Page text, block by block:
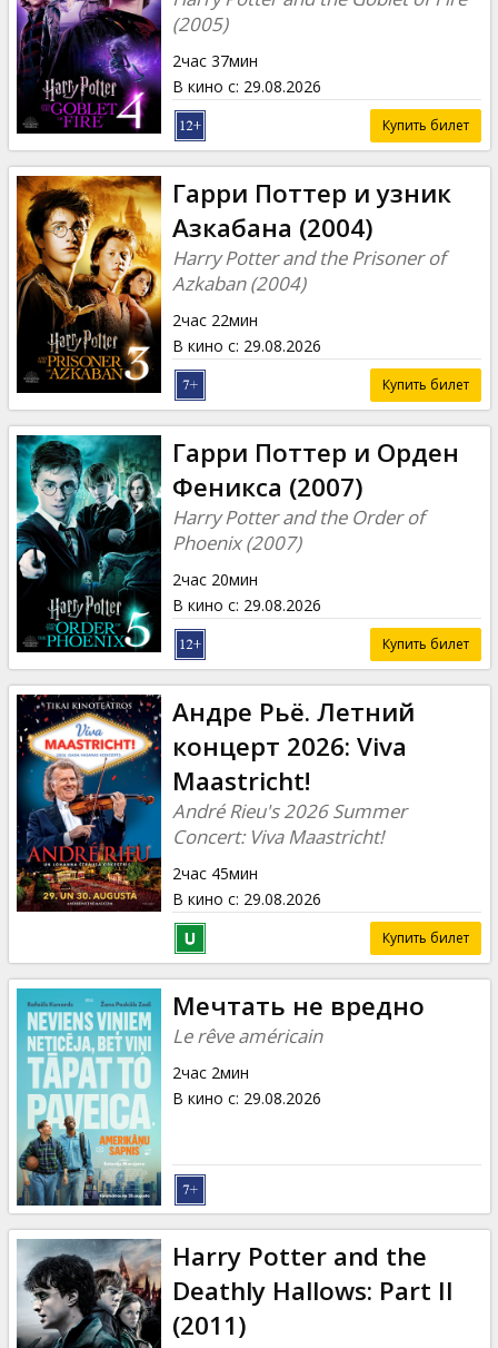
(2005)
2час 37мин
В кино с: 29.08.2026
Купить билет
Гарри Поттер и узник
Азкабана (2004)
Harry Potter and the Prisoner of
Azkaban (2004)
2час 22мин
В кино с: 29.08.2026
Купить билет
Гарри Поттер и Орден
Феникса (2007)
Harry Potter and the Order of
Phoenix (2007)
2час 20мин
В кино с: 29.08.2026
Купить билет
Андре Рьё. Летний
концерт 2026: Viva
Maastricht!
André Rieu's 2026 Summer
Concert: Viva Maastricht!
2час 45мин
В кино с: 29.08.2026
Купить билет
Мечтать не вредно
Le rêve américain
2час 2мин
В кино с: 29.08.2026
Harry Potter and the
Deathly Hallows: Part II
(2011)